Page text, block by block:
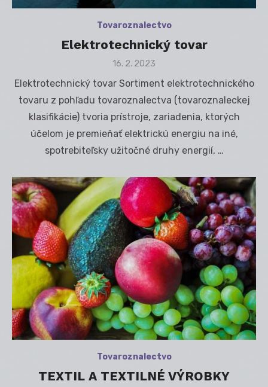
Tovaroznalectvo
Elektrotechnický tovar
Posted
16. 2. 2023
Elektrotechnický tovar Sortiment elektrotechnického
tovaru z pohľadu tovaroznalectva (tovaroznaleckej
klasifikácie) tvoria prístroje, zariadenia, ktorých
účelom je premieňať elektrickú energiu na iné,
spotrebiteľsky užitočné druhy energií, …
Tovaroznalectvo
TEXTIL A TEXTILNÉ VÝROBKY